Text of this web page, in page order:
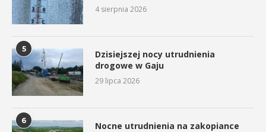
4 sierpnia 2026
5
Dzisiejszej nocy utrudnienia
drogowe w Gaju
29 lipca 2026
6 Nocne utrudnienia na zakopiance